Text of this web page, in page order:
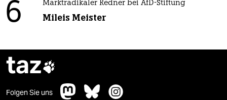
6 Marktradikaler Redner bei AfD-Stiftung
Mileis Meister
taz
Folgen Sie uns